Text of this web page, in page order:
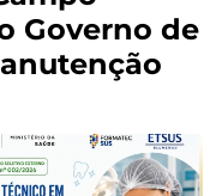
Governo de